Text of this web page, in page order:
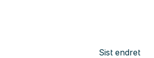
Sist endret